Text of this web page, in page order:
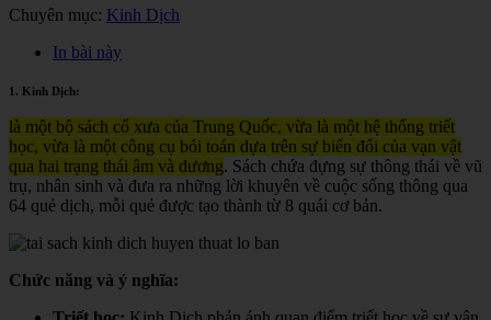
Chuyên mục: Kinh Dịch
In bài này
1. Kinh Dịch:
là một bộ sách cổ xưa của Trung Quốc, vừa là một hệ thống triết
học, vừa là một công cụ bói toán dựa trên sự biến đổi của vạn vật
qua hai trạng thái âm và dương. Sách chứa đựng sự thông thái về vũ
trụ, nhân sinh và đưa ra những lời khuyên về cuộc sống thông qua
64 quẻ dịch, mỗi quẻ được tạo thành từ 8 quái cơ bản.
Chức năng và ý nghĩa: